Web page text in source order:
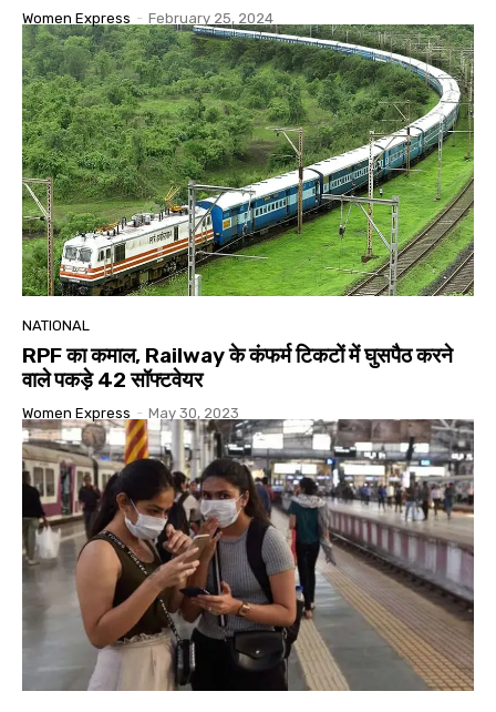
Women Express - February 25, 2024
NATIONAL
RPF का कमाल, Railway के कंफर्म टिकटों में घुसपैठ करने
वाले पकड़े 42 सॉफ्टवेयर
Women Express - May 30, 2023